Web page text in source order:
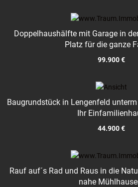
Doppelhaushälfte mit Garage in
Platz für die ganze
99.900 €
Baugrundstück in Lengenfeld
Ihr
44.900 €
Rauf auf´s Rad und Raus in die
nahe